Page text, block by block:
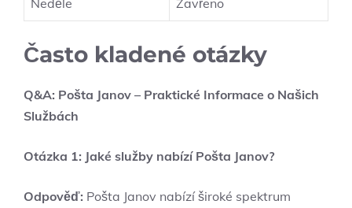
Často kladené otázky
Q&A: Pošta Janov – Praktické Informace o Našich
Službách
Otázka 1: Jaké služby nabízí Pošta Janov?
Odpověď: Pošta Janov nabízí široké spektrum